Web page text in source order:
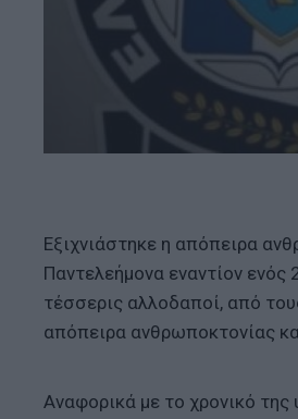
Εξιχνιάστηκε η απόπειρα
Παντελεήμονα εναντίον ενός
τέσσερις αλλοδαποί, από
απόπειρα ανθρωποκτονίας
Αναφορικά με το χρονικό